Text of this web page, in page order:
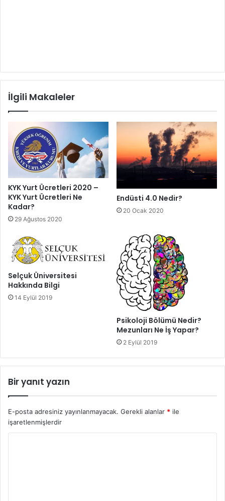
İlgili Makaleler
KYK Yurt Ücretleri 2020 –
KYK Yurt Ücretleri Ne
Kadar?
29 Ağustos 2020
Endüsti 4.0 Nedir?
20 Ocak 2020
Selçuk Üniversitesi
Hakkında Bilgi
14 Eylül 2019
Psikoloji Bölümü Nedir?
Mezunları Ne İş Yapar?
2 Eylül 2019
Bir yanıt yazın
E-posta adresiniz yayınlanmayacak. Gerekli alanlar * ile
işaretlenmişlerdir